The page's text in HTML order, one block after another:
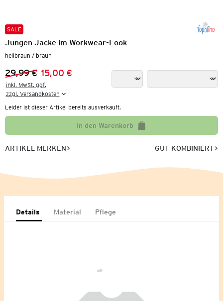
SALE
Jungen Jacke im Workwear-Look
hellbraun / braun
Vorheriger Preis:
29,99 €
Neuer Preis:15,00 €
inkl. MwSt. ggf.
zzgl. Versandkosten
Leider ist dieser Artikel bereits ausverkauft.
In den Warenkorb
ARTIKEL MERKEN GUT KOMBINIERT
Details Material Pflege